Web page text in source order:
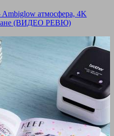
атмосфера, 4K
(ВИДЕО РЕВЮ)